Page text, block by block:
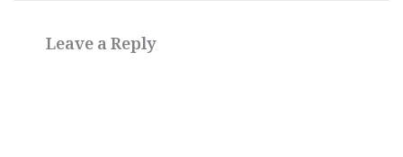
Leave a Reply